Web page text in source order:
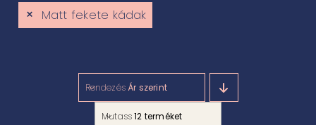
Matt fekete kádak
Rendezés Ár szerint
Mutass12 terméket